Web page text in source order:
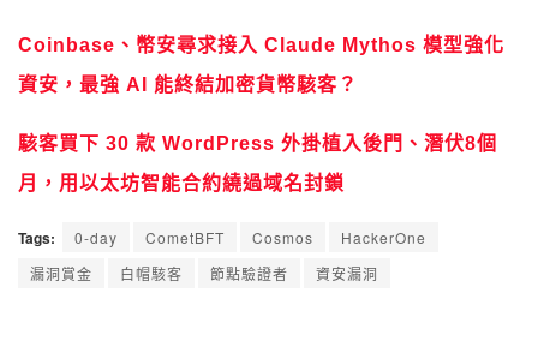
Coinbase、幣安尋求接入 Claude Mythos 模型強化
資安，最強 AI 能終結加密貨幣駭客？
駭客買下 30 款 WordPress 外掛植入後門、潛伏8個
月，用以太坊智能合約繞過域名封鎖
Tags: 0-day CometBFT Cosmos
HackerOne
漏洞賞金
白帽駭客 節點驗證者 資安漏洞